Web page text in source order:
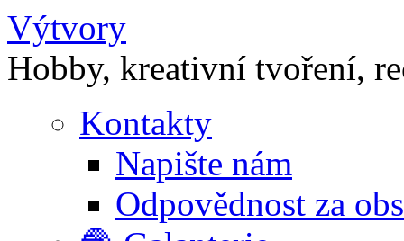
Výtvory
Hobby, kreativní tvoření,
Kontakty
Napište nám
Odpovědnost za